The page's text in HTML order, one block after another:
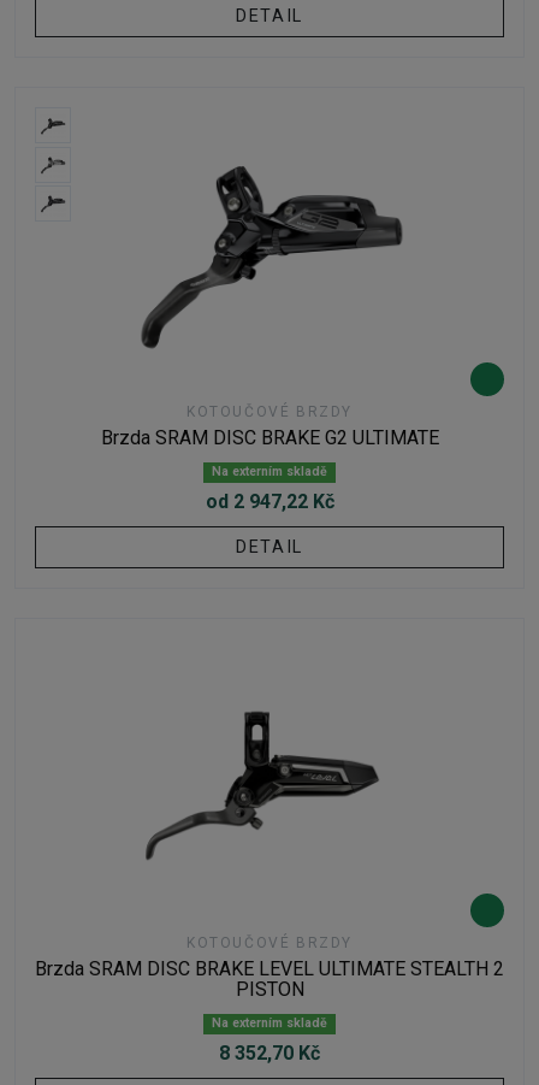
DETAIL
KOTOUČOVÉ BRZDY
Brzda SRAM DISC BRAKE G2 ULTIMATE
Na externím skladě
od 2 947,22 Kč
DETAIL
KOTOUČOVÉ BRZDY
Brzda SRAM DISC BRAKE LEVEL ULTIMATE STEALTH 2
PISTON
Na externím skladě
8 352,70 Kč